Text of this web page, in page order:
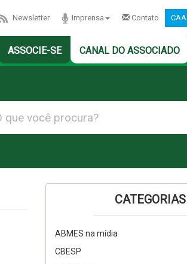
Newsletter Imprensa Contato CAA
ASSOCIE-SE CANAL DO ASSOCIADO
CATEGORIAS
ABMES na mídia
CBESP